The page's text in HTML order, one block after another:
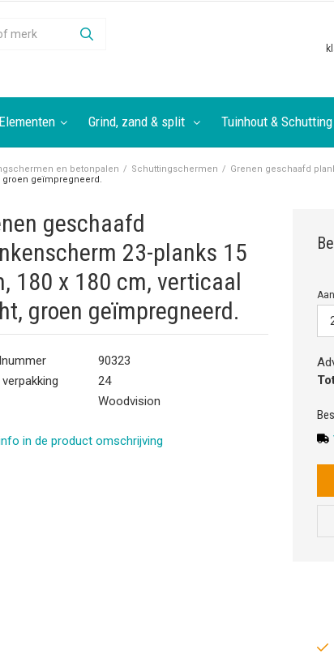
Grind, zand & split Tuinhout & Schutting
en betonpalen / Schuttingschermen / Grenen geschaafd
groen geïmpregneerd.
geschaafd
23-planks 15
180 x 180 cm, verticaal
groen geïmpregneerd.
90323
24
Woodvision
in de product omschrijving